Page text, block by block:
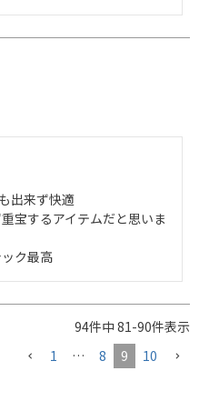
出来ず快適
宝するアイテムだと思いま
ク最高
94件中81-90件表示
1
… 8 9 10